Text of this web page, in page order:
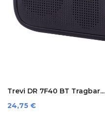
Trevi DR 7F40 BT Tragbar...
Preis
24,75 €